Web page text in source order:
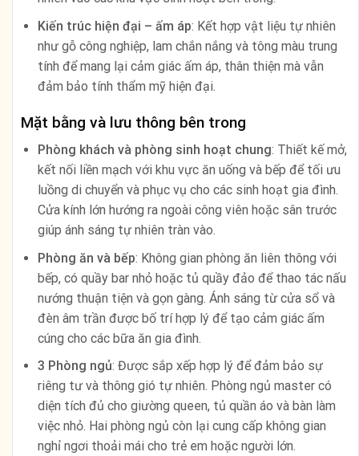
Kiến trúc hiện đại – ấm áp: Kết hợp vật liệu tự nhiên
như gỗ công nghiệp, lam chắn nắng và tông màu trung
tính để mang lại cảm giác ấm áp, thân thiện mà vẫn
đảm bảo tính thẩm mỹ hiện đại.
Mặt bằng và lưu thông bên trong
Phòng khách và phòng sinh hoạt chung: Thiết kế mở,
kết nối liền mạch với khu vực ăn uống và bếp để tối ưu
luồng di chuyển và phục vụ cho các sinh hoạt gia đình.
Cửa kính lớn hướng ra ngoài công viên hoặc sân trước
giúp ánh sáng tự nhiên tràn vào.
Phòng ăn và bếp: Không gian phòng ăn liên thông với
bếp, có quầy bar nhỏ hoặc tủ quầy đảo để thao tác nấu
nướng thuận tiện và gọn gàng. Ánh sáng từ cửa sổ và
đèn âm trần được bố trí hợp lý để tạo cảm giác ấm
cúng cho các bữa ăn gia đình.
3 Phòng ngủ: Được sắp xếp hợp lý để đảm bảo sự
riêng tư và thông gió tự nhiên. Phòng ngủ master có
diện tích đủ cho giường queen, tủ quần áo và bàn làm
việc nhỏ. Hai phòng ngủ còn lại cung cấp không gian
nghỉ ngơi thoải mái cho trẻ em hoặc người lớn.